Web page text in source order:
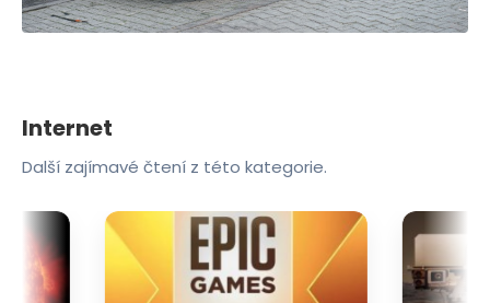
Internet
Další zajímavé čtení z této kategorie.